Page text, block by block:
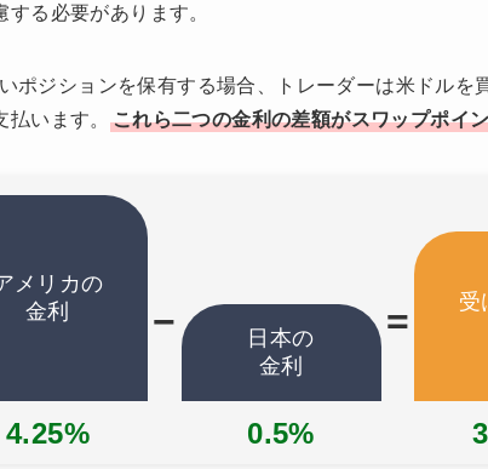
る必要があります。
ポジションを保有する場合、トレーダーは米ドル
います。
これら二つの金利の差額がスワップポイ
メリカの
金利
4.25%
−
日本の
金利
0.5%
=
受